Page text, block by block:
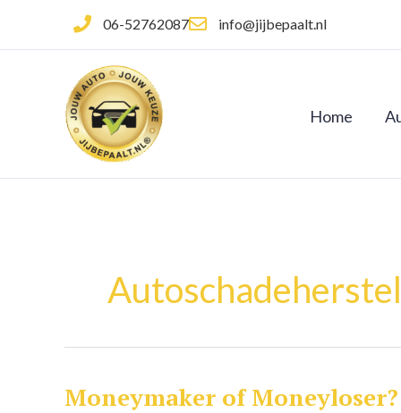
de
06-52762087 info@jijbepaalt.nl
Home
Moneymaker of
Moneymaker